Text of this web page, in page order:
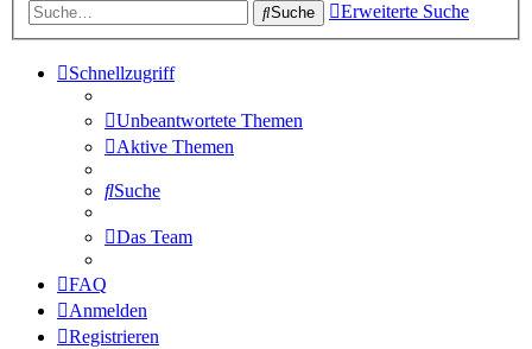
Suche Erweiterte Suche
Schnellzugriff
Unbeantwortete Themen
Aktive Themen
Suche
Das Team
FAQ
Anmelden
Registrieren